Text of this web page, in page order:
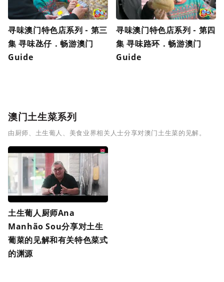
寻味澳门特色店系列 - 第三
集 寻味氹仔．畅游澳门
Guide
寻味澳门特色店系列 - 第四
集 寻味路环．畅游澳门
Guide
澳门土生菜系列
由厨师、土生葡人、美食业界相关人士分享对澳门土生菜的见解。
土生葡人厨师Ana
Manhão Sou分享对土生
葡菜的见解和有关特色菜式
的渊源